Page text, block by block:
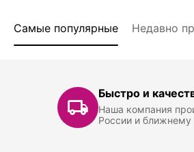
Самые популярные Недавно
Быстро и
Наша компания
России и